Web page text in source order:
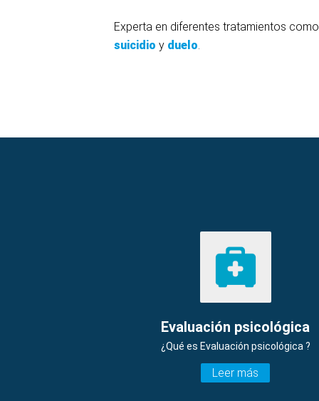
Experta en diferentes tratamientos
suicidio y duelo.
Evaluación psicológica
¿Qué es Evaluación psicológica ?
Leer más